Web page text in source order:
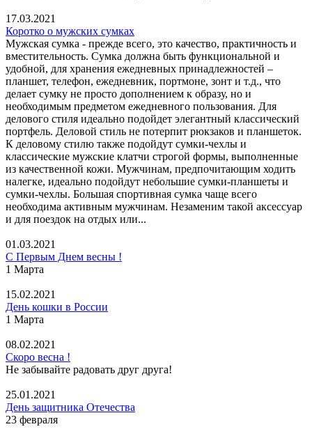
17.03.2021
Коротко о мужских сумках
Мужская сумка - прежде всего, это качество, практичность и
вместительность. Сумка должна быть функциональной и
удобной, для хранения ежедневных принадлежностей –
планшет, телефон, ежедневник, портмоне, зонт и т.д., что
делает сумку не просто дополнением к образу, но и
необходимым предметом ежедневного пользования. Для
делового стиля идеально подойдет элегантный классический
портфель. Деловой стиль не потерпит рюкзаков и планшеток.
К деловому стилю также подойдут сумки-чехлы и
классические мужские клатчи строгой формы, выполненные
из качественной кожи. Мужчинам, предпочитающим ходить
налегке, идеально подойдут небольшие сумки-планшеты и
сумки-чехлы. Большая спортивная сумка чаще всего
необходима активным мужчинам. Незаменим такой аксессуар
и для поездок на отдых или...
01.03.2021
С Первым Днем весны !
1 Марта
15.02.2021
День кошки в России
1 Марта
08.02.2021
Скоро весна !
Не забывайте радовать друг друга!
25.01.2021
День защитника Отечества
23 февраля